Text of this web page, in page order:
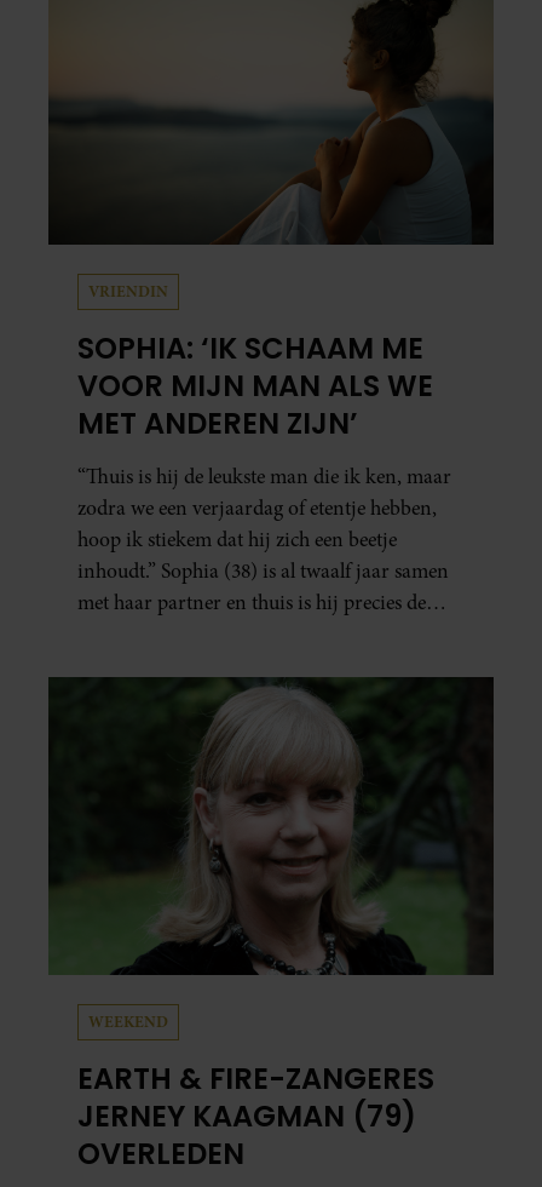
VRIENDIN
SOPHIA: ‘IK SCHAAM ME
VOOR MIJN MAN ALS WE
MET ANDEREN ZIJN’
“Thuis is hij de leukste man die ik ken, maar
zodra we een verjaardag of etentje hebben,
hoop ik stiekem dat hij zich een beetje
inhoudt.” Sophia (38) is al twaalf jaar samen
met haar partner en thuis is hij precies de
vaker schaamt zodra ze samen onder de
WEEKEND
EARTH & FIRE-ZANGERES
JERNEY KAAGMAN (79)
OVERLEDEN